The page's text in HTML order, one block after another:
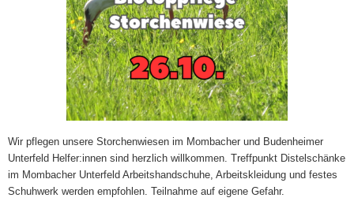
Wir pflegen unsere Storchenwiesen im Mombacher und Budenheimer
Unterfeld Helfer:innen sind herzlich willkommen. Treffpunkt Distelschänke
im Mombacher Unterfeld Arbeitshandschuhe, Arbeitskleidung und festes
Schuhwerk werden empfohlen. Teilnahme auf eigene Gefahr.